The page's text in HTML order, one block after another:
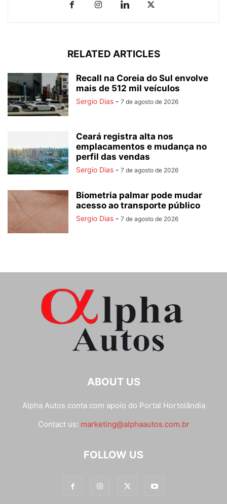
RELATED ARTICLES
Recall na Coreia do Sul envolve
mais de 512 mil veículos
Sergio Dias - 7 de agosto de 2026
Ceará registra alta nos
emplacamentos e mudança no
perfil das vendas
Sergio Dias - 7 de agosto de 2026
Biometria palmar pode mudar
acesso ao transporte público
Sergio Dias - 7 de agosto de 2026
ABOUT US
Alpha Autos conta com apoio do Portal Hortolândia
Contact us: marketing@alphaautos.com.br
FOLLOW US